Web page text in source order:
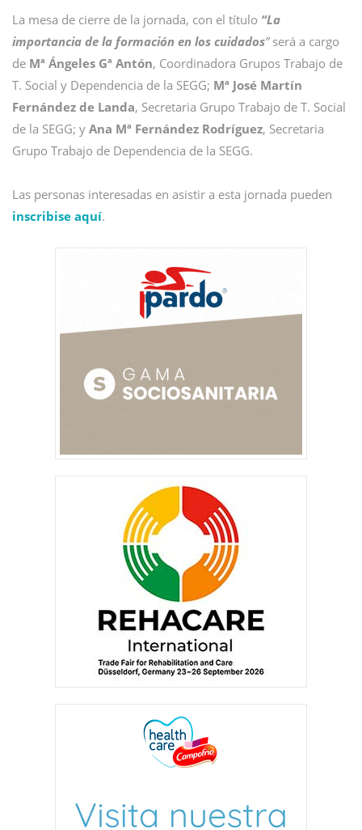
La mesa de cierre de la jornada, con el título “La
importancia de la formación en los cuidados”será a cargo
de Mª Ángeles Gª Antón, Coordinadora Grupos Trabajo de
T. Social y Dependencia de la SEGG; Mª José Martín
Fernández de Landa, Secretaria Grupo Trabajo de T. Social
de la SEGG; y Ana Mª Fernández Rodríguez, Secretaria
Grupo Trabajo de Dependencia de la SEGG.
Las personas interesadas en asistir a esta jornada pueden
inscribise aquí.